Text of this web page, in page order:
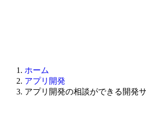
ホーム
アプリ開発
アプリ開発の相談ができる開発